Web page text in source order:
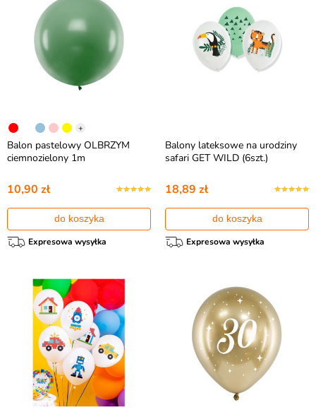
+
Balon pastelowy OLBRZYM
ciemnozielony 1m
10,90 zł
do koszyka
Expresowa wysyłka
Balony lateksowe na urodziny
safari GET WILD (6szt.)
18,89 zł
do koszyka
Expresowa wysyłka